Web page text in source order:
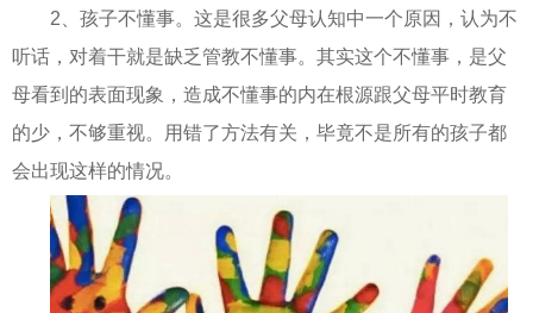
2、孩子不懂事。这是很多父母认知中一个原因，认为不
听话，对着干就是缺乏管教不懂事。其实这个不懂事，是父
母看到的表面现象，造成不懂事的内在根源跟父母平时教育
的少，不够重视。用错了方法有关，毕竟不是所有的孩子都
会出现这样的情况。